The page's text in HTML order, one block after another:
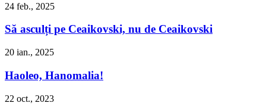
24 feb., 2025
Să asculți pe Ceaikovski, nu de Ceaikovski
20 ian., 2025
Haoleo, Hanomalia!
22 oct., 2023